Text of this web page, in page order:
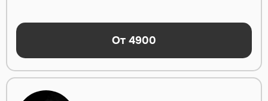
От 4900